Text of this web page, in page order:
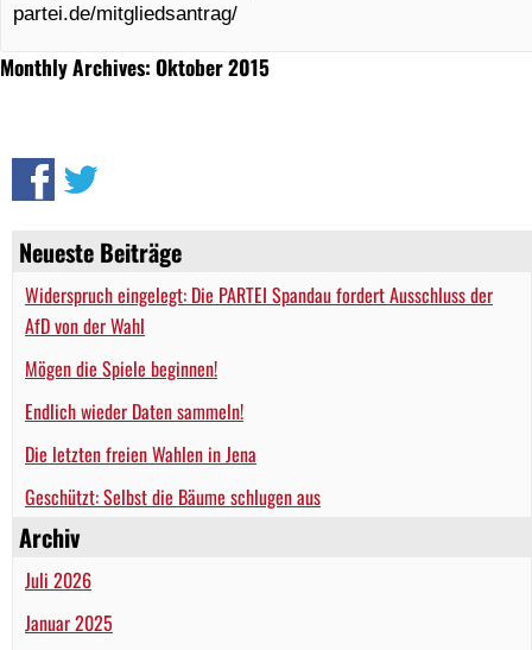
Neueste Beiträge
Widerspruch eingelegt: Die PARTEI Spandau fordert Ausschluss der
AfD von der Wahl
Mögen die Spiele beginnen!
Endlich wieder Daten sammeln!
Die letzten freien Wahlen in Jena
Geschützt: Selbst die Bäume schlugen aus
Archiv
Juli 2026
Januar 2025
Monthly Archives: Oktober 2015
partei.de/mitgliedsantrag/